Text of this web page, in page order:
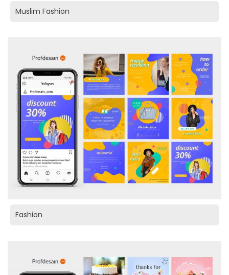
Muslim Fashion
Fashion